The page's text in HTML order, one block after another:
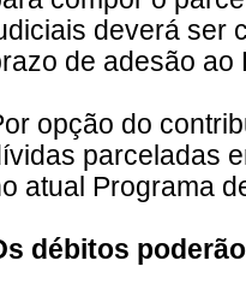
deverá ser
de adesão ao
opção do
parceladas
atual Programa
débitos